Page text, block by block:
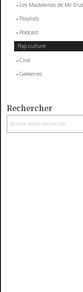
Les Madeleines de Mr
Playlists
Podcast
Pop culture
Ciné
Geekeries
Rechercher